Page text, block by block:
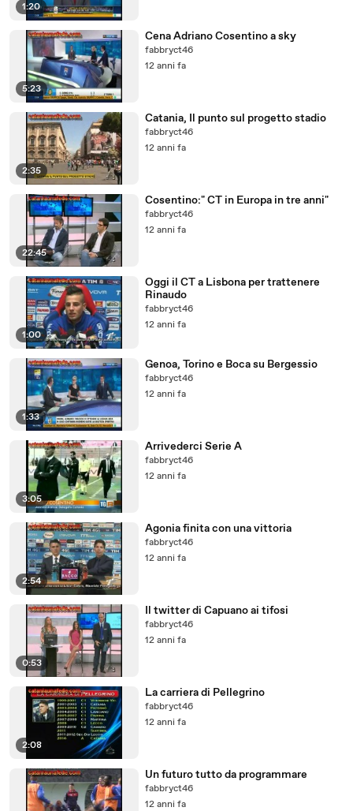
1:20
5:23
Cena Adriano Cosentino a sky
fabbryct46
12 anni fa
2:35
Catania, Il punto sul progetto stadio
fabbryct46
12 anni fa
22:45
Cosentino:" CT in Europa in tre anni"
fabbryct46
12 anni fa
1:00
Oggi il CT a Lisbona per trattenere
Rinaudo
fabbryct46
12 anni fa
1:33
Genoa, Torino e Boca su Bergessio
fabbryct46
12 anni fa
3:05
Arrivederci Serie A
fabbryct46
12 anni fa
2:54
Agonia finita con una vittoria
fabbryct46
12 anni fa
0:53
Il twitter di Capuano ai tifosi
fabbryct46
12 anni fa
2:08
La carriera di Pellegrino
fabbryct46
12 anni fa
Un futuro tutto da programmare
fabbryct46
12 anni fa